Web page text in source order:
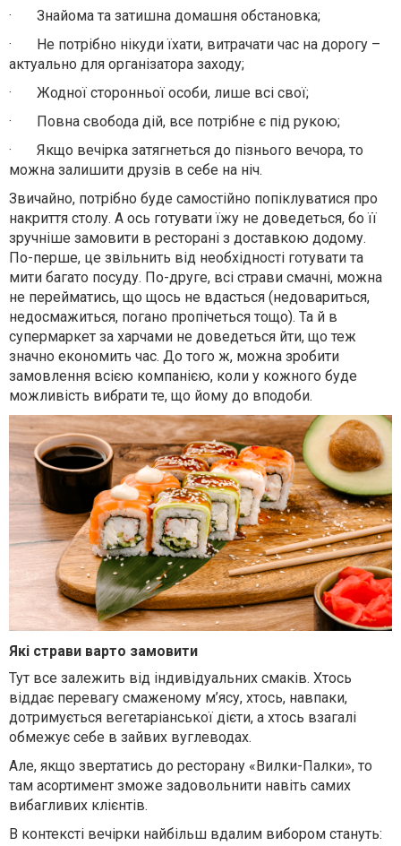
·
Знайома та затишна домашня обстановка;
·
Не потрібно нікуди їхати, витрачати час на дорогу –
актуально для організатора заходу;
·
Жодної сторонньої особи, лише всі свої;
·
Повна свобода дій, все потрібне є під рукою;
·
Якщо вечірка затягнеться до пізнього вечора, то
можна залишити друзів в себе на ніч.
Звичайно, потрібно буде самостійно попіклуватися про
накриття столу. А ось готувати їжу не доведеться, бо її
зручніше замовити в ресторані з доставкою додому.
По-перше, це звільнить від необхідності готувати та
мити багато посуду. По-друге, всі страви смачні, можна
не перейматись, що щось не вдасться (недовариться,
недосмажиться, погано пропічеться тощо). Та й в
супермаркет за харчами не доведеться йти, що теж
значно економить час. До того ж, можна зробити
замовлення всією компанією, коли у кожного буде
можливість вибрати те, що йому до вподоби.
Які страви варто замовити
Тут все залежить від індивідуальних смаків. Хтось
віддає перевагу смаженому м’ясу, хтось, навпаки,
дотримується вегетаріанської дієти, а хтось взагалі
обмежує себе в зайвих вуглеводах.
Але, якщо звертатись до ресторану «Вилки-Палки», то
там асортимент зможе задовольнити навіть самих
вибагливих клієнтів.
В контексті вечірки найбільш вдалим вибором стануть: